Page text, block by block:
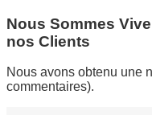
Nous Sommes
nos Clients
Nous avons obtenu une
commentaires).